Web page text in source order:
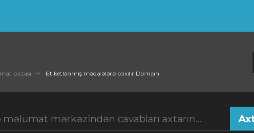
bazası Etiketlənmiş məqalələrə baxılır Domain